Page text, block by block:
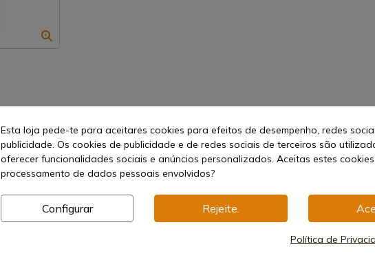
Esta loja pede-te para aceitares cookies para efeitos de desempenho, redes
publicidade. Os cookies de publicidade e de redes sociais de terceiros são
oferecer funcionalidades sociais e anúncios personalizados. Aceitas estes
processamento de dados pessoais envolvidos?
Configurar Rejeite.
Política de